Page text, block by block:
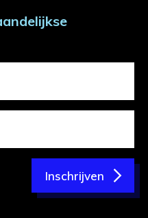
Inschrijven